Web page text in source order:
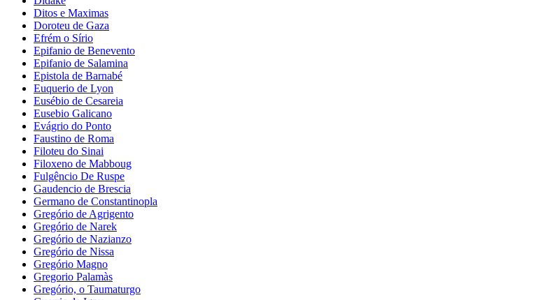
Ditos e Maximas
Doroteu de Gaza
Efrém o Sírio
Epifanio de Benevento
Epifanio de Salamina
Epistola de Barnabé
Euquerio de Lyon
Eusébio de Cesareia
Eusebio Galicano
Evágrio do Ponto
Faustino de Roma
Filoteu do Sinai
Filoxeno de Mabboug
Fulgêncio De Ruspe
Gaudencio de Brescia
Germano de Constantinopla
Gregório de Agrigento
Gregório de Narek
Gregório de Nazianzo
Gregório de Nissa
Gregório Magno
Gregorio Palamàs
Gregório, o Taumaturgo